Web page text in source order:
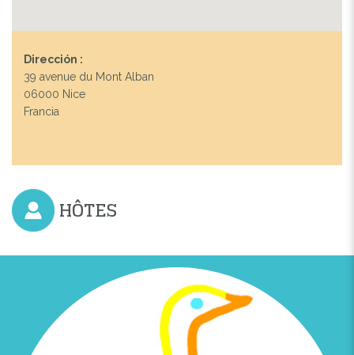
Dirección :
39 avenue du Mont Alban
06000 Nice
Francia
HÔTES